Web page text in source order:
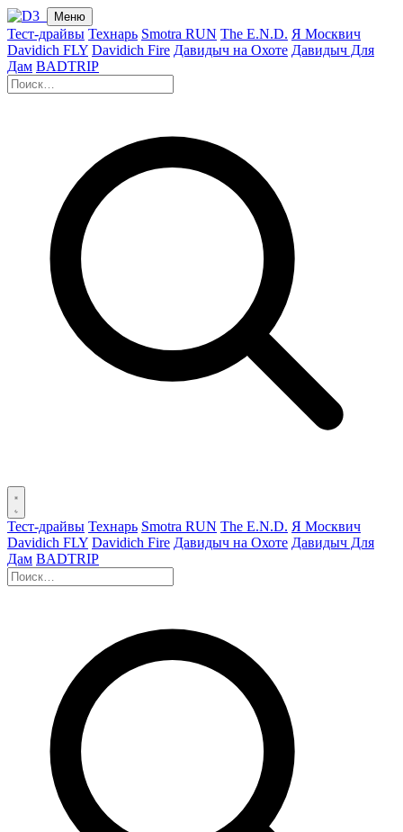
Меню
Тест-драйвы Технарь Smotra RUN The E.N.D. Я Москвич
Davidich FLY Davidich Fire Давидыч на Охоте Давидыч Для
Дам BADTRIP
Тест-драйвы Технарь Smotra RUN The E.N.D. Я Москвич
Davidich FLY Davidich Fire Давидыч на Охоте Давидыч Для
Дам BADTRIP